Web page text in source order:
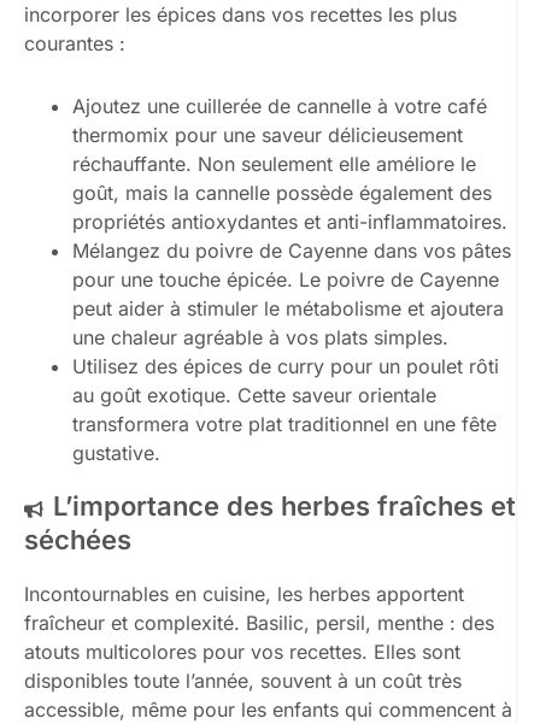
incorporer les épices dans vos recettes les plus
courantes :
Ajoutez une cuillerée de cannelle à votre café
thermomix pour une saveur délicieusement
réchauffante. Non seulement elle améliore le
goût, mais la cannelle possède également des
propriétés antioxydantes et anti-inflammatoires.
Mélangez du poivre de Cayenne dans vos pâtes
pour une touche épicée. Le poivre de Cayenne
peut aider à stimuler le métabolisme et ajoutera
une chaleur agréable à vos plats simples.
Utilisez des épices de curry pour un poulet rôti
au goût exotique. Cette saveur orientale
transformera votre plat traditionnel en une fête
gustative.
L’importance des herbes fraîches et
séchées
Incontournables en cuisine, les herbes apportent
fraîcheur et complexité. Basilic, persil, menthe : des
atouts multicolores pour vos recettes. Elles sont
disponibles toute l’année, souvent à un coût très
accessible, même pour les enfants qui commencent à